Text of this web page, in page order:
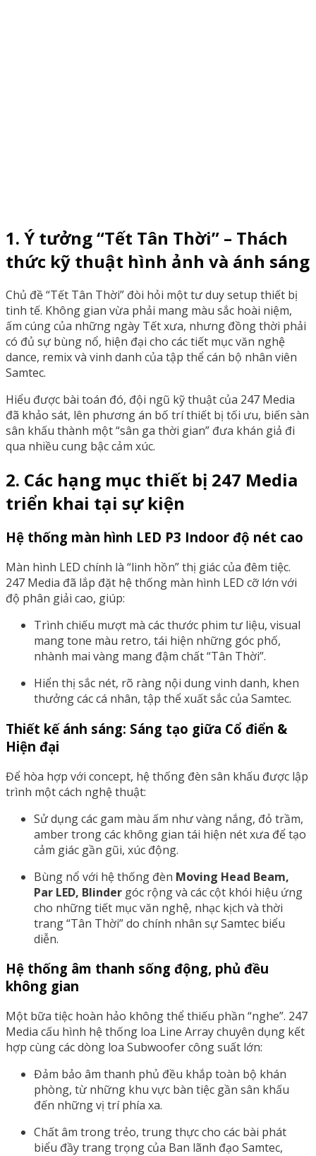
1. Ý tưởng “Tết Tân Thời” – Thách
thức kỹ thuật hình ảnh và ánh sáng
Chủ đề “Tết Tân Thời” đòi hỏi một tư duy setup thiết bị
tinh tế. Không gian vừa phải mang màu sắc hoài niệm,
ấm cúng của những ngày Tết xưa, nhưng đồng thời phải
có đủ sự bùng nổ, hiện đại cho các tiết mục văn nghệ
dance, remix và vinh danh của tập thể cán bộ nhân viên
Samtec.
Hiểu được bài toán đó, đội ngũ kỹ thuật của 247 Media
đã khảo sát, lên phương án bố trí thiết bị tối ưu, biến sàn
sân khấu thành một “sân ga thời gian” đưa khán giả đi
qua nhiều cung bậc cảm xúc.
2. Các hạng mục thiết bị 247 Media
triển khai tại sự kiện
Hệ thống màn hình LED P3 Indoor độ nét cao
Màn hình LED chính là “linh hồn” thị giác của đêm tiệc.
247 Media đã lắp đặt hệ thống màn hình LED cỡ lớn với
độ phân giải cao, giúp:
Trình chiếu mượt mà các thước phim tư liệu, visual
mang tone màu retro, tái hiện những góc phố,
nhành mai vàng mang đậm chất “Tân Thời”.
Hiển thị sắc nét, rõ ràng nội dung vinh danh, khen
thưởng các cá nhân, tập thể xuất sắc của Samtec.
Thiết kế ánh sáng: Sáng tạo giữa Cổ điển &
Hiện đại
Để hòa hợp với concept, hệ thống đèn sân khấu được lập
trình một cách nghệ thuật:
Sử dụng các gam màu ấm như vàng nắng, đỏ trầm,
amber trong các không gian tái hiện nét xưa để tạo
cảm giác gần gũi, xúc động.
Bùng nổ với hệ thống đèn Moving Head Beam,
Par LED, Blinder góc rộng và các cột khói hiệu ứng
cho những tiết mục văn nghệ, nhạc kịch và thời
trang “Tân Thời” do chính nhân sự Samtec biểu
diễn.
Hệ thống âm thanh sống động, phủ đều
không gian
Một bữa tiệc hoàn hảo không thể thiếu phần “nghe”. 247
Media cấu hình hệ thống loa Line Array chuyên dụng kết
hợp cùng các dòng loa Subwoofer công suất lớn:
Đảm bảo âm thanh phủ đều khắp toàn bộ khán
phòng, từ những khu vực bàn tiệc gần sân khấu
đến những vị trí phía xa.
Chất âm trong trẻo, trung thực cho các bài phát
biểu đầy trang trọng của Ban lãnh đạo Samtec,